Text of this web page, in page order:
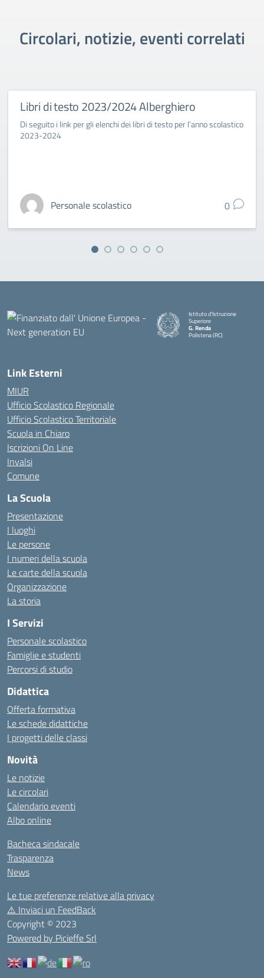
Circolari, notizie, eventi correlati
Libri di testo 2023/2024 Alberghiero
Di seguito i link per gli elenchi dei libri di testo per l’anno scolastico
2023-2024
Personale scolastico 0
Istituto d'Istruzione
Superiore
G. Renda
Polistena (RC)
Link Esterni
MIUR
Ufficio Scolastico Regionale
Ufficio Scolastico Territoriale
Scuola in Chiaro
Iscrizioni On Line
Invalsi
Comune
La Scuola
Presentazione
I luoghi
Le persone
I numeri della scuola
Le carte della scuola
Organizzazione
La storia
I Servizi
Personale scolastico
Famiglie e studenti
Percorsi di studio
Didattica
Offerta formativa
Le schede didattiche
I progetti delle classi
Novità
Le notizie
Le circolari
Calendario eventi
Albo online
Bacheca sindacale
Trasparenza
News
Le tue preferenze relative alla privacy
⚠️ Inviaci un FeedBack
Copyright © 2023
Powered by Picieffe Srl